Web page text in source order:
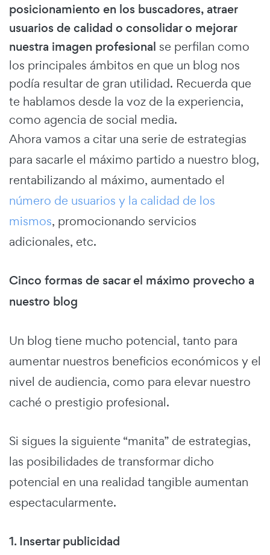
posicionamiento en los buscadores, atraer
usuarios de calidad o consolidar o mejorar
nuestra imagen profesional se perfilan como
los principales ámbitos en que un blog nos
podía resultar de gran utilidad. Recuerda que
te hablamos desde la voz de la experiencia,
como agencia de social media.
Ahora vamos a citar una serie de estrategias
para sacarle el máximo partido a nuestro blog,
rentabilizando al máximo, aumentado el
número de usuarios y la calidad de los
mismos, promocionando servicios
adicionales, etc.
Cinco formas de sacar el máximo provecho a
nuestro blog
Un blog tiene mucho potencial, tanto para
aumentar nuestros beneficios económicos y el
nivel de audiencia, como para elevar nuestro
caché o prestigio profesional.
Si sigues la siguiente “manita” de estrategias,
las posibilidades de transformar dicho
potencial en una realidad tangible aumentan
espectacularmente.
1. Insertar publicidad